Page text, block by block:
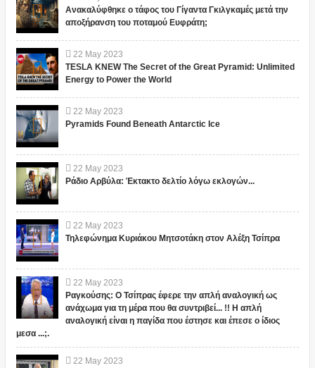
Ανακαλύφθηκε ο τάφος του Γίγαντα Γκιλγκαμές μετά την
αποξήρανση του ποταμού Ευφράτη;
22 May 2023
TESLA KNEW The Secret of the Great Pyramid: Unlimited
Energy to Power the World
22 May 2023
Pyramids Found Beneath Antarctic Ice
22 May 2023
Ράδιο Αρβύλα: Έκτακτο δελτίο λόγω εκλογών...
22 May 2023
Τηλεφώνημα Κυριάκου Μητσοτάκη στον Αλέξη Τσίπρα
22 May 2023
Ραγκούσης: Ο Τσίπρας έφερε την απλή αναλογική ως
ανάχωμα για τη μέρα που θα συντριβεί... !! Η απλή
αναλογική είναι η παγίδα που έστησε και έπεσε ο ίδιος
μεσα ...;.
22 May 2023